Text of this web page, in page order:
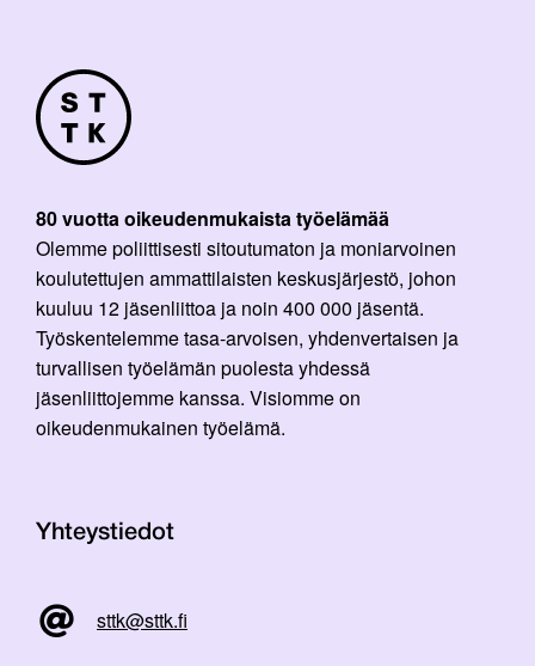
80 vuotta oikeudenmukaista työelämää
Olemme poliittisesti sitoutumaton ja moniarvoinen
koulutettujen ammattilaisten keskusjärjestö, johon
kuuluu 12 jäsenliittoa ja noin 400 000 jäsentä.
Työskentelemme tasa-arvoisen, yhdenvertaisen ja
turvallisen työelämän puolesta yhdessä
jäsenliittojemme kanssa. Visiomme on
oikeudenmukainen työelämä.
Yhteystiedot
sttk@sttk.fi